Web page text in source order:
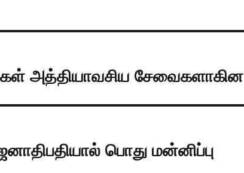
அத்தியாவசிய சேவைகளாகின
பொது மன்னிப்பு